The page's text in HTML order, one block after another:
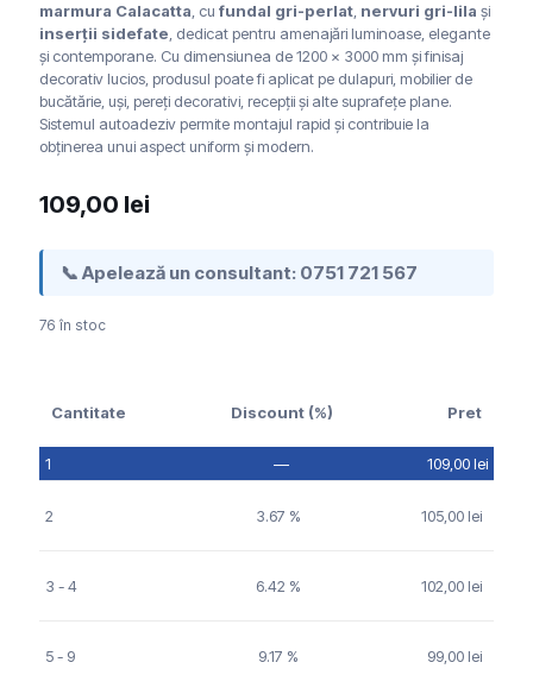
marmura Calacatta, cu fundal gri-perlat, nervuri gri-lila și
inserții sidefate, dedicat pentru amenajări luminoase, elegante
și contemporane. Cu dimensiunea de 1200 x 3000 mm și finisaj
decorativ lucios, produsul poate fi aplicat pe dulapuri, mobilier de
bucătărie, uși, pereți decorativi, recepții și alte suprafețe plane.
Sistemul autoadeziv permite montajul rapid și contribuie la
obținerea unui aspect uniform și modern.
109,00 lei
📞 Apelează un consultant: 0751 721 567
76 în stoc
Cantitate Discount (%) Pret
1 — 109,00lei
2 3.67 % 105,00 lei
3 - 4 6.42 % 102,00 lei
5 - 9 9.17 % 99,00 lei